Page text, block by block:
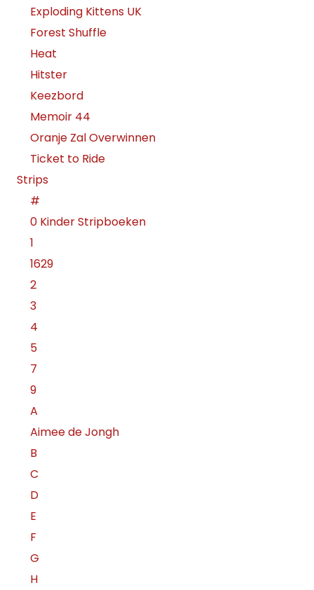
Exploding Kittens UK
Forest Shuffle
Heat
Hitster
Keezbord
Memoir 44
Oranje Zal Overwinnen
Ticket to Ride
Strips
#
0 Kinder Stripboeken
1
1629
2
3
4
5
7
9
A
Aimee de Jongh
B
C
D
E
F
G
H